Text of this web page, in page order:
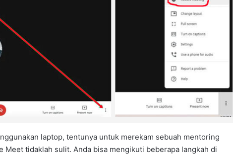
laptop, tentunya untuk merekam sebuah mentoring
Meet tidaklah sulit. Anda bisa mengikuti beberapa langkah di